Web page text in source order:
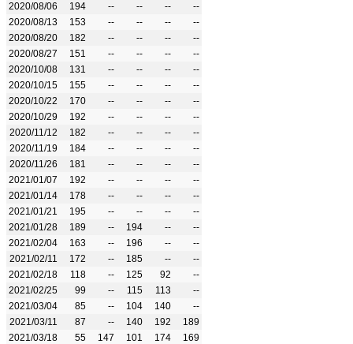
2020/08/06
194 -- -- --
--
2020/08/13
153 -- -- --
--
2020/08/20
182 -- -- --
--
2020/08/27
151 -- -- --
--
2020/10/08
131 -- -- --
--
2020/10/15
155 -- -- --
--
2020/10/22
170 -- -- --
--
2020/10/29
192 -- -- --
--
2020/11/12
182 -- -- --
--
2020/11/19
184 -- -- --
--
2020/11/26
181 -- -- --
--
2021/01/07
192 -- -- --
--
2021/01/14
178 -- -- --
--
2021/01/21
195 -- -- --
--
2021/01/28
189 -- 194 --
--
2021/02/04
163 -- 196 --
--
2021/02/11
172 -- 185 --
--
2021/02/18
118 -- 125 92
--
2021/02/25
99 -- 115 113
--
2021/03/04
85 -- 104 140
--
2021/03/11
87 -- 140 192
189
2021/03/18
55 147 101 174
169